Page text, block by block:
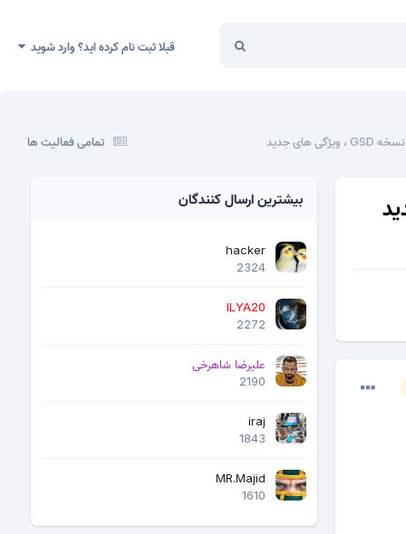
قبلا ثبت نام کرده اید؟ وارد شوید
تمامی فعالیت ها
بیشترین ارسال کنندگان
hacker
2324
ILYA20
2272
علیرضا شاهرخی
2190
iraj
1843
MR.Majid
1610